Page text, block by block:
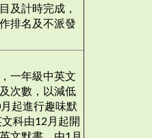
及計時完成，
排名及不派發
一年級中英文
次數，以減低
起進行趣味默
科由12月起開
文默書 。由1月